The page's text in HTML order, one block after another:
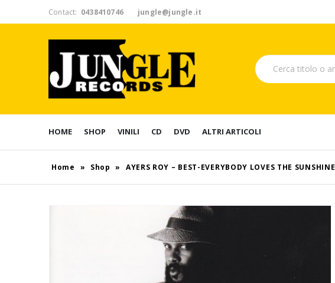
Contact: 0438410746 jungle@jungle.it
HOME SHOP VINILI CD DVD ALTRI ARTICOLI
Home » Shop » AYERS ROY – BEST-EVERYBODY LOVES THE SUNSHINE